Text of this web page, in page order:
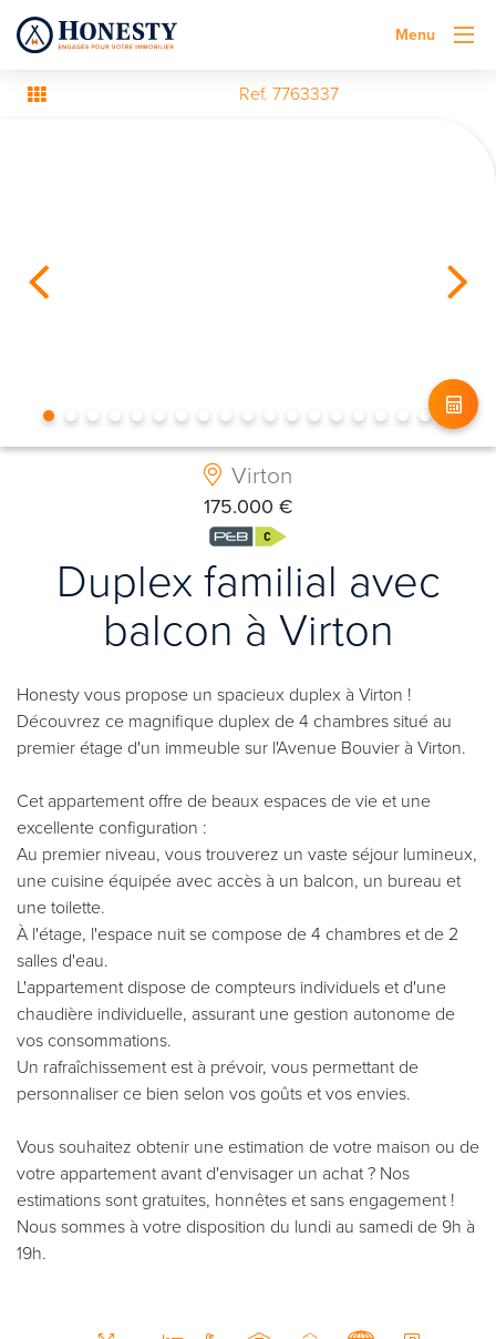
Menu
Ref. 7763337
Virton
175.000 €
Duplex familial avec
balcon à Virton
Honesty vous propose un spacieux duplex à Virton !
Découvrez ce magnifique duplex de 4 chambres situé au
premier étage d'un immeuble sur l'Avenue Bouvier à Virton.
Cet appartement offre de beaux espaces de vie et une
excellente configuration :
Au premier niveau, vous trouverez un vaste séjour lumineux,
une cuisine équipée avec accès à un balcon, un bureau et
une toilette.
À l'étage, l'espace nuit se compose de 4 chambres et de 2
salles d'eau.
L'appartement dispose de compteurs individuels et d'une
chaudière individuelle, assurant une gestion autonome de
vos consommations.
Un rafraîchissement est à prévoir, vous permettant de
personnaliser ce bien selon vos goûts et vos envies.
Vous souhaitez obtenir une estimation de votre maison ou de
votre appartement avant d'envisager un achat ? Nos
estimations sont gratuites, honnêtes et sans engagement !
Nous sommes à votre disposition du lundi au samedi de 9h à
19h.